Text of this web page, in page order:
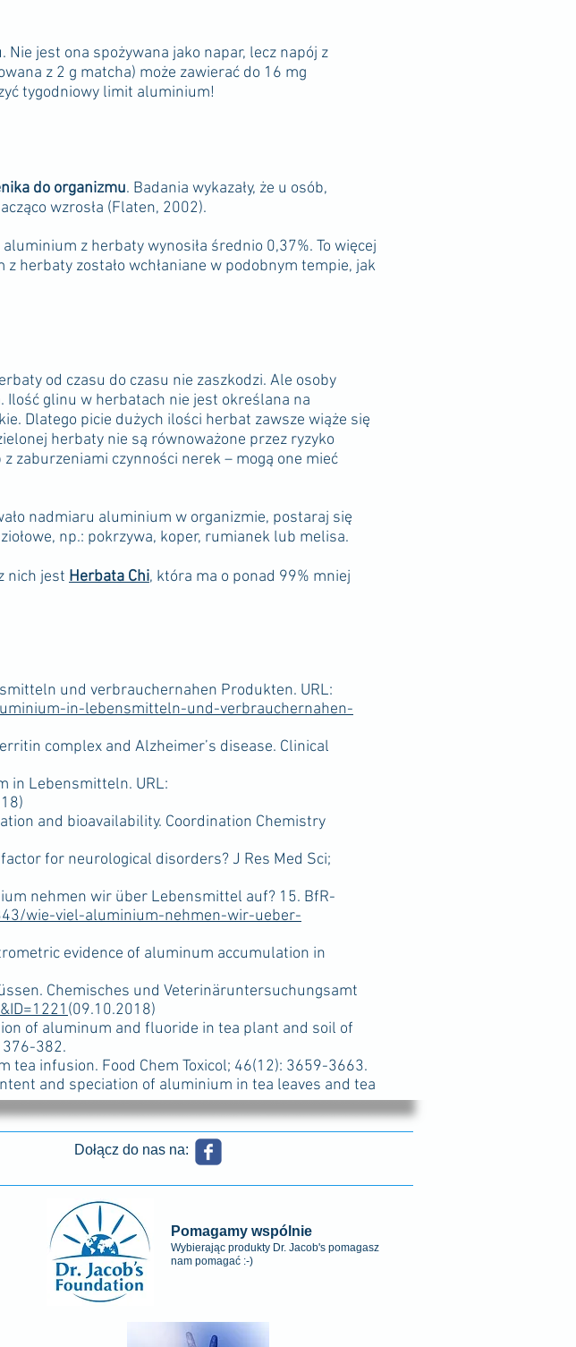
jest ona spożywana jako napar, lecz napój z
z 2 g matcha) może zawierać do 16 mg
tygodniowy limit aluminium!
do organizmu. Badania wykazały, że u osób,
wzrosła (Flaten, 2002).
z herbaty wynosiła średnio 0,37%. To więcej
herbaty zostało wchłaniane w podobnym tempie, jak
od czasu do czasu nie zaszkodzi. Ale osoby
glinu w herbatach nie jest określana na
Dlatego picie dużych ilości herbat zawsze wiąże się
herbaty nie są równoważone przez ryzyko
zaburzeniami czynności nerek – mogą one mieć
nadmiaru aluminium w organizmie, postaraj się
np.: pokrzywa, koper, rumianek lub melisa.
nich jest Herbata Chi, która ma o ponad 99% mniej
und verbrauchernahen Produkten. URL:
in-lebensmitteln-und-verbrauchernahen-
complex and Alzheimer’s disease. Clinical
Lebensmitteln. URL:
and bioavailability. Coordination Chemistry
for neurological disorders? J Res Med Sci;
nehmen wir über Lebensmittel auf? 15. BfR-
wie-viel-aluminium-nehmen-wir-ueber-
evidence of aluminum accumulation in
Chemisches und Veterinäruntersuchungsamt
(09.10.2018)
of aluminum and fluoride in tea plant and soil of
376-382.
infusion. Food Chem Toxicol; 46(12): 3659-3663.
and speciation of aluminium in tea leaves and tea
Dołącz do nas na:
Pomagamy wspólnie
Wybierając produkty Dr. Jacob's pomagasz
nam pomagać :-)